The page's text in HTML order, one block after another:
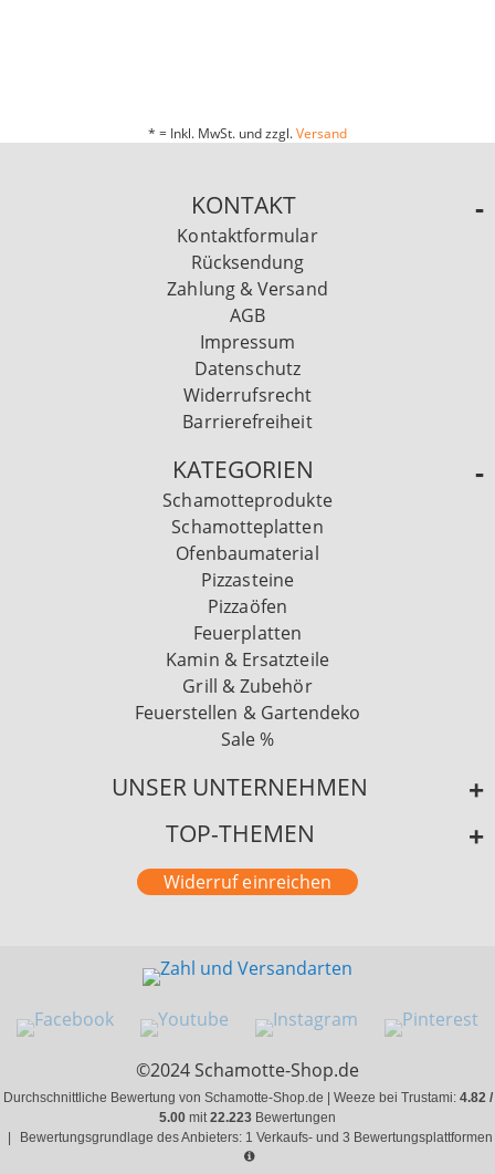
* = Inkl. MwSt. und zzgl.Versand
KONTAKT
Kontaktformular
Rücksendung
Zahlung & Versand
AGB
Impressum
Datenschutz
Widerrufsrecht
Barrierefreiheit
KATEGORIEN
Schamotteprodukte
Schamotteplatten
Ofenbaumaterial
Pizzasteine
Pizzaöfen
Feuerplatten
Kamin & Ersatzteile
Grill & Zubehör
Feuerstellen & Gartendeko
Sale %
UNSER UNTERNEHMEN
TOP-THEMEN
Widerruf einreichen
©2024 Schamotte-Shop.de
Durchschnittliche Bewertung von Schamotte-Shop.de | Weeze bei Trustami: 4.82 /
5.00 mit22.223 Bewertungen
Bewertungsgrundlage des Anbieters: 1 Verkaufs- und 3 Bewertungsplattformen